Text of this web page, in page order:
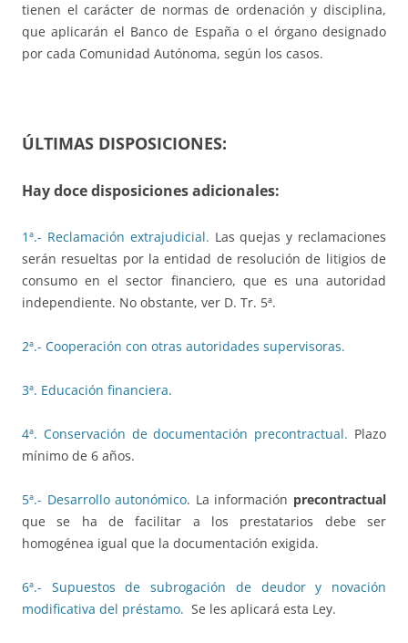
tienen el carácter de normas de ordenación y disciplina,
que aplicarán el Banco de España o el órgano designado
por cada Comunidad Autónoma, según los casos.
ÚLTIMAS DISPOSICIONES:
Haydoce disposiciones adicionales:
1ª.- Reclamación extrajudicial. Las quejas y reclamaciones
serán resueltas por la entidad de resolución de litigios de
consumo en el sector financiero, que es una autoridad
independiente. No obstante, ver D. Tr. 5ª.
2ª.- Cooperación con otras autoridades supervisoras.
3ª. Educación financiera.
4ª. Conservación de documentación precontractual. Plazo
mínimo de 6 años.
5ª.- Desarrollo autonómico. La información precontractual
que se ha de facilitar a los prestatarios debe ser
homogénea igual que la documentación exigida.
6ª.- Supuestos de subrogación de deudor y novación
modificativa del préstamo. Se les aplicará esta Ley.